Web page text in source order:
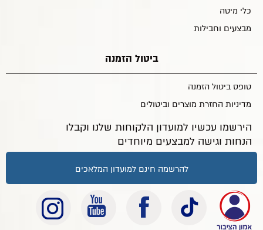
כלי מיטה
מבצעים וחבילות
ביטול הזמנה
טופס ביטול הזמנה
מדיניות החזרת מוצרים וביטולים
הירשמו עכשיו למועדון הלקוחות שלנו וקבלו
הנחות וגישה למבצעים מיוחדים
להרשמה חינם למועדון המלאכים